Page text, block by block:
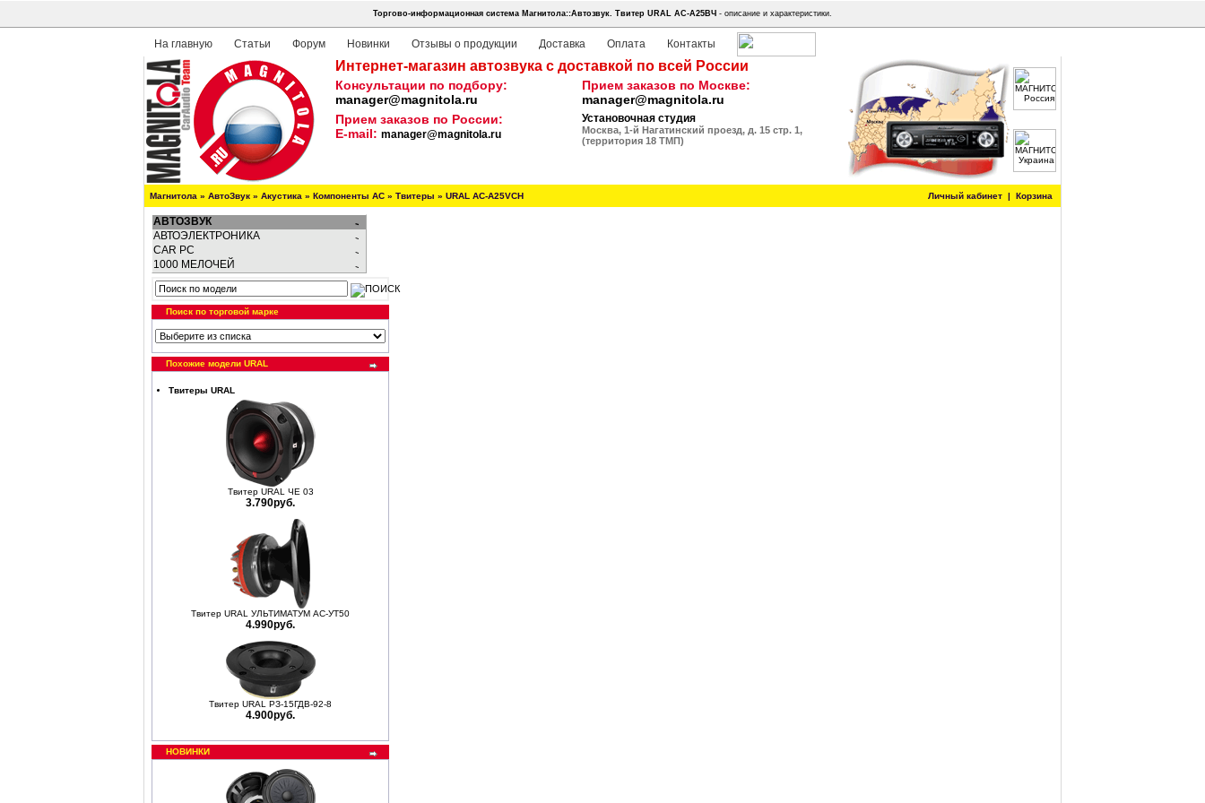
Торгово-информационная система Магнитола::Автозвук. Твитер URAL АС-А25ВЧ - описание и характеристики.
На главную Статьи Форум Новинки Отзывы о продукции Доставка Оплата Контакты
Интернет-магазин автозвука с доставкой по всей России
Консультации по подбору:
manager@magnitola.ru
Прием заказов по Москве:
manager@magnitola.ru
Прием заказов по России:
E-mail: manager@magnitola.ru
Установочная студия
Москва, 1-й Нагатинский проезд, д. 15 стр. 1,
(территория 18 ТМП)
Магнитола » АвтоЗвук » Акустика » Компоненты АС » Твитеры » URAL AC-A25VCH Личный кабинет | Корзина
АВТОЗВУК
АВТОЭЛЕКТРОНИКА
CAR PC
1000 МЕЛОЧЕЙ
Поиск по торговой марке
Похожие модели URAL
Твитеры URAL
Твитер URAL ЧЕ 03
3.790руб.
Твитер URAL УЛЬТИМАТУМ АС-УТ50
4.990руб.
Твитер URAL РЗ-15ГДВ-92-8
4.900руб.
НОВИНКИ